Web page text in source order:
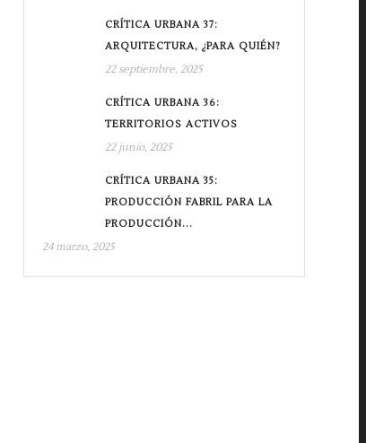
CRÍTICA URBANA 37:
ARQUITECTURA, ¿PARA QUIÉN?
22 septiembre, 2025
CRÍTICA URBANA 36:
TERRITORIOS ACTIVOS
22 junio, 2025
CRÍTICA URBANA 35:
PRODUCCIÓN FABRIL PARA LA
PRODUCCIÓN...
24 marzo, 2025